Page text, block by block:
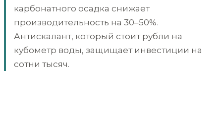
карбонатного осадка снижает
производительность на 30–50%.
Антискалант, который стоит рубли на
кубометр воды, защищает инвестиции на
сотни тысяч.